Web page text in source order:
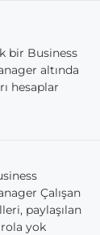
bir Business
altında
hesaplar
Çalışan
paylaşılan
yok